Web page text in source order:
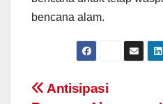
bencana alam.
Post
Antisipasi